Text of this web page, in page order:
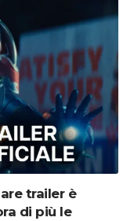
trailer è
di più le